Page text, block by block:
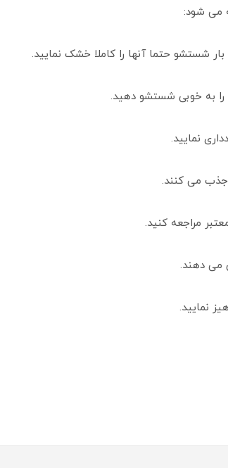
می شود:
شستشو حتما آنها را کاملا خشک نمایید.
را به خوبی شستشو دهید.
نمایید.
جذب می کنند.
مراجعه کنید.
می دهند.
نمایید.